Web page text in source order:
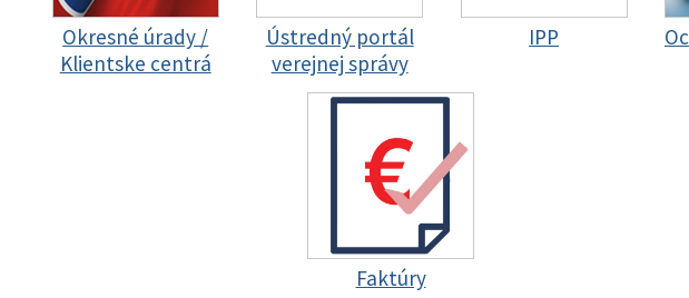
Okresné úrady /
Klientske centrá
Ústredný portál
verejnej správy
IPP
Faktúry